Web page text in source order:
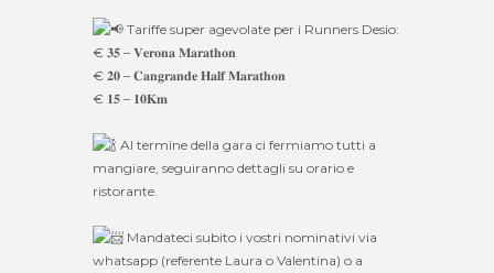
Tariffe super agevolate per i Runners Desio:
€ 𝟑𝟓 – 𝐕𝐞𝐫𝐨𝐧𝐚 𝐌𝐚𝐫𝐚𝐭𝐡𝐨𝐧
€ 𝟐𝟎 – 𝐂𝐚𝐧𝐠𝐫𝐚𝐧𝐝𝐞 𝐇𝐚𝐥𝐟 𝐌𝐚𝐫𝐚𝐭𝐡𝐨𝐧
€ 𝟏𝟓 – 𝟏𝟎𝐊𝐦
Al termine della gara ci fermiamo tutti a
mangiare, seguiranno dettagli su orario e
ristorante.
Mandateci subito i vostri nominativi via
whatsapp (referente Laura o Valentina) o a